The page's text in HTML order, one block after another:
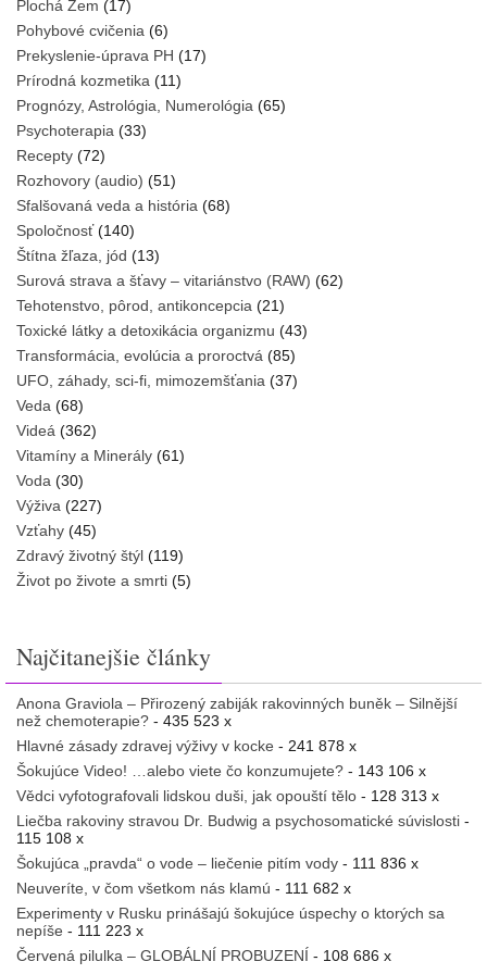
Plochá Zem (17)
Pohybové cvičenia (6)
Prekyslenie-úprava PH (17)
Prírodná kozmetika (11)
Prognózy, Astrológia, Numerológia (65)
Psychoterapia (33)
Recepty (72)
Rozhovory (audio) (51)
Sfalšovaná veda a história (68)
Spoločnosť(140)
Štítna žľaza, jód (13)
Surová strava a šťavy – vitariánstvo (RAW) (62)
Tehotenstvo, pôrod, antikoncepcia (21)
Toxické látky a detoxikácia organizmu (43)
Transformácia, evolúcia a proroctvá (85)
UFO, záhady, sci-fi, mimozemšťania (37)
Veda (68)
Videá (362)
Vitamíny a Minerály (61)
Voda (30)
Výživa (227)
Vzťahy (45)
Zdravý životný štýl (119)
Život po živote a smrti (5)
Najčitanejšie články
Anona Graviola – Přirozený zabiják rakovinných buněk – Silnější
než chemoterapie? - 435 523 x
Hlavné zásady zdravej výživy v kocke - 241 878 x
Šokujúce Video! …alebo viete čo konzumujete? - 143 106 x
Vědci vyfotografovali lidskou duši, jak opouští tělo - 128 313 x
Liečba rakoviny stravou Dr. Budwig a psychosomatické súvislosti -
115 108 x
Šokujúca „pravda“ o vode – liečenie pitím vody - 111 836 x
Neuveríte, v čom všetkom nás klamú - 111 682 x
Experimenty v Rusku prinášajú šokujúce úspechy o ktorých sa
nepíše - 111 223 x
Červená pilulka – GLOBÁLNÍ PROBUZENÍ - 108 686 x